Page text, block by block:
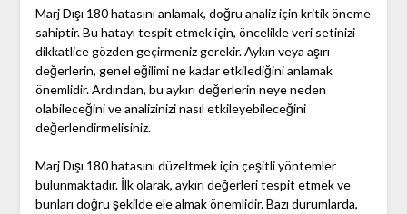
Marj Dışı 180 hatasını anlamak, doğru analiz için kritik öneme
sahiptir. Bu hatayı tespit etmek için, öncelikle veri setinizi
dikkatlice gözden geçirmeniz gerekir. Aykırı veya aşırı
değerlerin, genel eğilimi ne kadar etkilediğini anlamak
önemlidir. Ardından, bu aykırı değerlerin neye neden
olabileceğini ve analizinizi nasıl etkileyebileceğini
değerlendirmelisiniz.
Marj Dışı 180 hatasını düzeltmek için çeşitli yöntemler
bulunmaktadır. İlk olarak, aykırı değerleri tespit etmek ve
bunları doğru şekilde ele almak önemlidir. Bazı durumlarda,